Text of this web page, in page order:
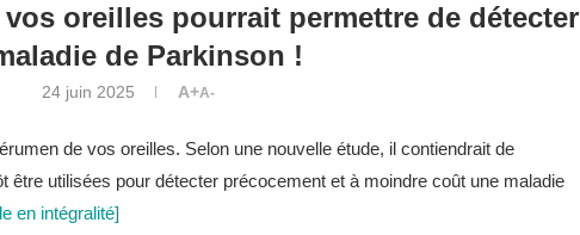
vos oreilles pourrait permettre de détecter
de Parkinson !
24 juin 2025 A+A-
de vos oreilles. Selon une nouvelle étude, il contiendrait de
être utilisées pour détecter précocement et à moindre coût une maladie
en intégralité]